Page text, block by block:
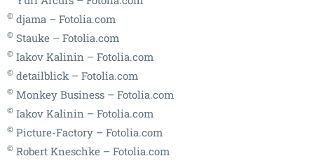
© djama – Fotolia.com
© Stauke – Fotolia.com
© Iakov Kalinin – Fotolia.com
© detailblick – Fotolia.com
© Monkey Business – Fotolia.com
© Iakov Kalinin – Fotolia.com
© Picture-Factory – Fotolia.com
© Robert Kneschke – Fotolia.com